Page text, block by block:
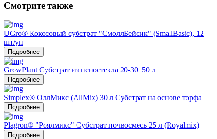
Смотрите также
UGro® Кокосовый субстрат "СмоллБейсик" (SmallBasic), 12
шт/уп
Подробнее
GrowPlant Субстрат из пеностекла 20-30, 50 л
Подробнее
Simplex® ОллМикс (AllMix) 30 л Субстрат на основе торфа
Подробнее
Plagron® "Роялмикс" Субстрат почвосмесь 25 л (Royalmix)
Подробнее